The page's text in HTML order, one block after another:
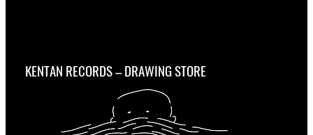
KENTAN RECORDS – DRAWING STORE